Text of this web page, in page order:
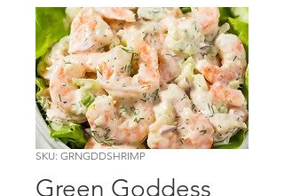
SKU: GRNGDDSHRIMP
Green Goddess